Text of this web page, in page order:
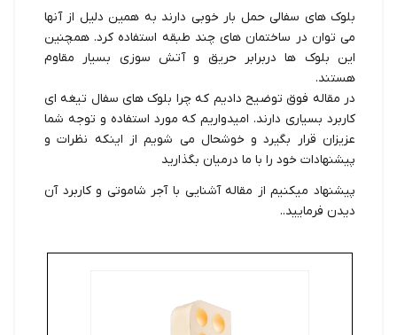
بلوک های سفالی حمل بار خوبی دارند به همین دلیل از آنها
می توان در ساختمان های چند طبقه استفاده کرد. همچنین
این بلوک ها دربرابر حریق و آتش سوزی بسیار مقاوم
هستند.
در مقاله فوق توضیح دادیم که چرا بلوک های سفال تیغه ای
کاربرد بسیاری دارند. امیدواریم که مورد استفاده و توجه شما
عزیزان قرار بگیرد و خوشحال می شویم از اینکه نظرات و
پیشنهادات خود را با ما درمیان بگذارید
پیشنهاد میکنیم از مقالهآشنایی با آجر شاموتی و کاربرد آن
دیدن فرمایید..